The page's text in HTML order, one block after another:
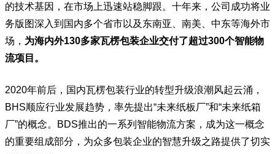
的技术基因，在市场上迅速站稳脚跟。十年来，公司成功将业
务版图深入到国内多个省市以及东南亚、南美、中东等海外市
场， 为海内外130多家瓦楞包装企业交付了超过300个智能物
流项目。
2020年前后，国内瓦楞包装行业的转型升级浪潮风起云涌，
BHS顺应行业发展趋势，率先提出“未来纸板厂”和“未来纸箱
厂”的概念。BDS推出的一系列智能物流方案，成为这一概念
的重要组成部分，为众多包装企业的智慧升级之路提供了切实